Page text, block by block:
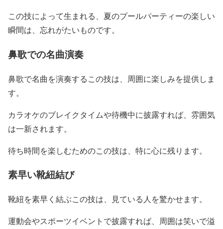
この技によって生まれる、夏のプールパーティーの楽しい
瞬間は、忘れがたいものです。
鼻歌での名曲演奏
鼻歌で名曲を演奏するこの技は、周囲に楽しみを提供しま
す。
カラオケのブレイクタイムや待機中に披露すれば、雰囲気
は一新されます。
待ち時間を楽しむためのこの技は、特に心に残ります。
素早い靴紐結び
靴紐を素早く結ぶこの技は、見ている人を驚かせます。
運動会やスポーツイベントで披露すれば、周囲は笑いで溢